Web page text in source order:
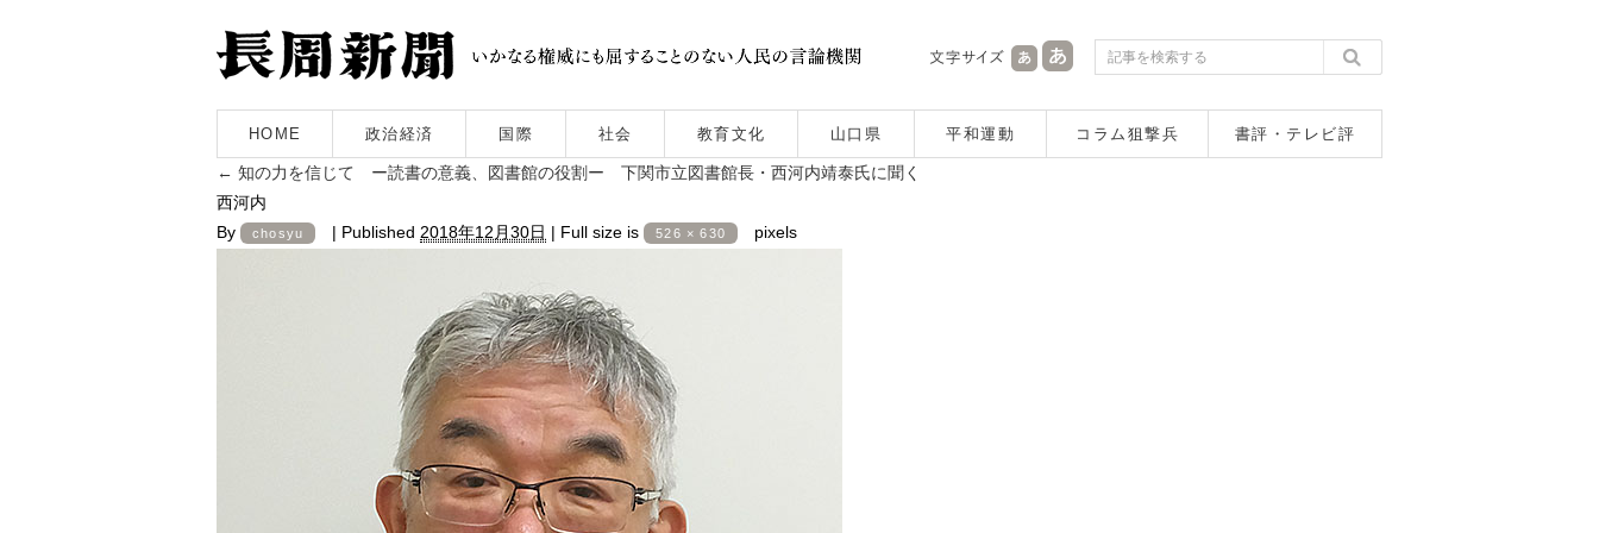
HOME 政治経済 国際 社会 教育文化 山口県 平和運動 コラム狙撃兵 書評・テレビ評
← 知の力を信じて ー読書の意義、図書館の役割ー 下関市立図書館長・西河内靖泰氏に聞く
西河内
By
chosyu | Published 2018年12月30日 | Full size is 526 × 630 pixels